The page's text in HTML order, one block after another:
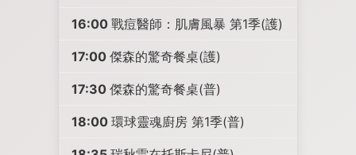
16:00 戰痘醫師：肌膚風暴 第1季(護)
17:00 傑森的驚奇餐桌(護)
17:30 傑森的驚奇餐桌(普)
18:00 環球靈魂廚房 第1季(普)